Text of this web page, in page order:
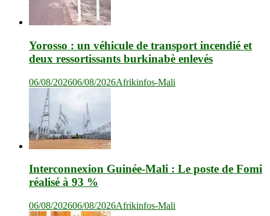
Yorosso : un véhicule de transport incendié et
deux ressortissants burkinabè enlevés
06/08/202606/08/2026Afrikinfos-Mali
Interconnexion Guinée-Mali : Le poste de Fomi
réalisé à 93 %
06/08/202606/08/2026Afrikinfos-Mali